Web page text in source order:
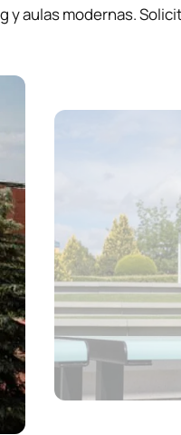
aulas modernas.